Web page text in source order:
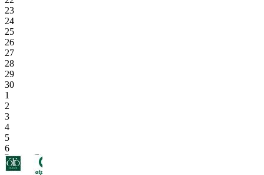
23
24
25
26
27
28
29
30
1
2
3
4
5
6